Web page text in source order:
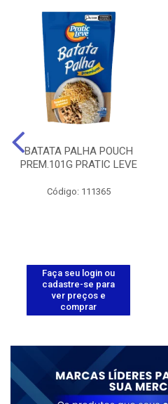
BATATA PALHA POUCH
PREM.101G PRATIC LEVE
Código: 111365
Faça seu login ou
cadastre-se para
ver preços e
comprar